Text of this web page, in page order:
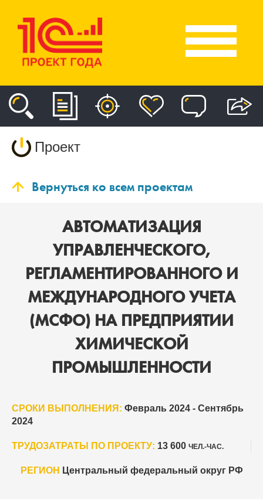
Проект
Вернуться ко всем проектам
АВТОМАТИЗАЦИЯ
УПРАВЛЕНЧЕСКОГО,
РЕГЛАМЕНТИРОВАННОГО И
МЕЖДУНАРОДНОГО УЧЕТА
(МСФО) НА ПРЕДПРИЯТИИ
ХИМИЧЕСКОЙ
ПРОМЫШЛЕННОСТИ
СРОКИ ВЫПОЛНЕНИЯ: Февраль 2024 - Сентябрь
2024
ТРУДОЗАТРАТЫ ПО ПРОЕКТУ: 13 600 ЧЕЛ.-ЧАС.
РЕГИОН Центральный федеральный округ РФ